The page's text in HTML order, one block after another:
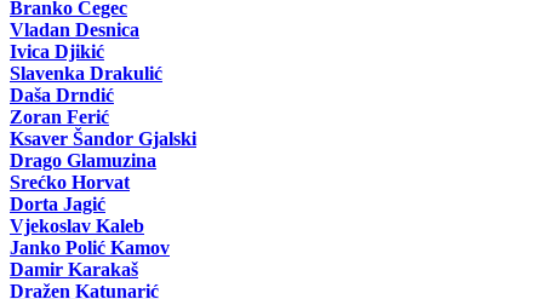
Branko Cegec
Vladan Desnica
Ivica Djikić
Slavenka Drakulić
Daša Drndić
Zoran Ferić
Ksaver Šandor Gjalski
Drago Glamuzina
Srećko Horvat
Dorta Jagić
Vjekoslav Kaleb
Janko Polić Kamov
Damir Karakaš
Dražen Katunarić